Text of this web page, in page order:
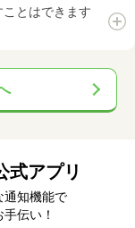
とはできます
式アプリ
通知機能で
伝い！